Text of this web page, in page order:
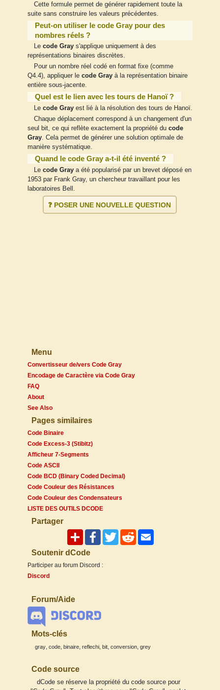
Cette formule permet de générer rapidement toute la
suite sans construire les valeurs précédentes.
Peut-on utiliser le code Gray pour des
nombres réels ?
Le code Grays'applique uniquement à des
représentations binaires discrètes.
Pour un nombre réel codé en format fixe (comme
Q4.4), appliquer le code Gray à la représentation binaire
entière sous-jacente.
Quel est le lien avec les tours de Hanoï ?
Le code Grayest lié à la résolution des tours de Hanoï.
Chaque déplacement correspond à un changement d'un
seul bit, ce qui reflète exactement la propriété du code
Gray. Cela permet de générer une solution optimale de
manière systématique.
Quand le code Gray a-t-il été inventé ?
Le code Graya été popularisé par un brevet déposé en
1953 par Frank Gray, un chercheur travaillant pour les
laboratoires Bell.
❓ POSER UNE NOUVELLE QUESTION
Menu
Convertisseur de/vers Code Gray
Encodage de Caractère via Code Gray
FAQ
About
See Also
Pages similaires
Code Binaire
Code Excess-3 (Stibitz)
Afficheur 7-Segments
Code ASCII
Code BCD (Binary Coded Decimal)
Code Couleur des Résistances
Code Couleur des Condensateurs
LISTE DES OUTILS DCODE
Partager
Soutenir dCode
Participer au forum Discord :
Discord
Forum/Aide
Mots-clés
gray code binaire reflechi bit conversion grey
Code source
dCode se réserve la propriété du code source pour